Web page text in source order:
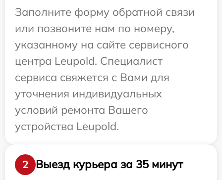
Заполните форму обратной связи
или позвоните нам по номеру,
указанному на сайте сервисного
центра Leupold. Специалист
сервиса свяжется с Вами для
уточнения индивидуальных
условий ремонта Вашего
устройства Leupold.
2 Выезд курьера за 35 минут